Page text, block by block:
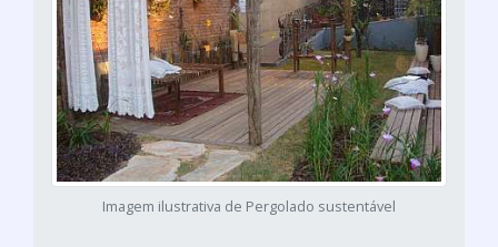
Imagem ilustrativa de Pergolado sustentável